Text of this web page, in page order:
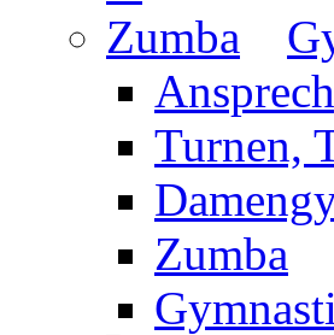
Turnen,
Zumba